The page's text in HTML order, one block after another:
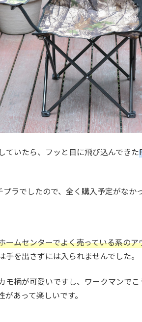
ていたら、フッと目に飛び込んできた
プラでしたので、全く購入予定がなか
ームセンターでよく売っている系のア
手を出さずには入られませんでした。
モ柄が可愛いですし、ワークマンで
あって楽しいです。